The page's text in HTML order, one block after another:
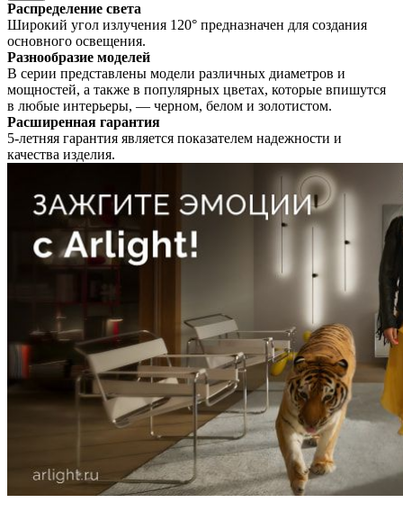
Распределение света
Широкий угол излучения 120° предназначен для создания
основного освещения.
Разнообразие моделей
В серии представлены модели различных диаметров и
мощностей, а также в популярных цветах, которые впишутся
в любые интерьеры, — черном, белом и золотистом.
Расширенная гарантия
5-летняя гарантия является показателем надежности и
качества изделия.